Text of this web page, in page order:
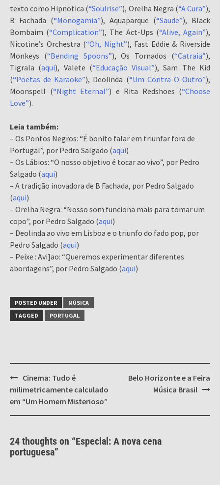
texto como Hipnotica (“Soulrise”), Orelha Negra (“A Cura”),
B Fachada (“Monogamia”), Aquaparque (“Saude”), Black
Bombaim (“Complication”), The Act-Ups (“Alive, Again”),
Nicotine’s Orchestra (“Oh, Night”), Fast Eddie & Riverside
Monkeys (“Bending Spoons”), Os Tornados (“Catraia”),
Tigrala (aqui), Valete (“Educação Visual”), Sam The Kid
(“Poetas de Karaoke”), Deolinda (“Um Contra O Outro”),
Moonspell (“Night Eternal”) e Rita Redshoes (“Choose
Love”).
Leia também:
– Os Pontos Negros: “É bonito falar em triunfar fora de
Portugal”, por Pedro Salgado (aqui)
– Os Lábios: “O nosso objetivo é tocar ao vivo”, por Pedro
Salgado (aqui)
– A tradição inovadora de B Fachada, por Pedro Salgado
(aqui)
– Orelha Negra: “Nosso som funciona mais para tomar um
copo”, por Pedro Salgado (aqui)
– Deolinda ao vivo em Lisboa e o triunfo do fado pop, por
Pedro Salgado (aqui)
– Peixe : Avi]ao: “Queremos experimentar diferentes
abordagens”, por Pedro Salgado (aqui)
POSTED UNDER
MÚSICA
TAGGED
PORTUGAL
Post
navigation
Cinema: Tudo é
milimetricamente calculado
em “Um Homem Misterioso”
Belo Horizonte e a Feira
Música Brasil
24 thoughts on “Especial: A nova cena
portuguesa”